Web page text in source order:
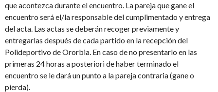
que acontezca durante el encuentro. La pareja que gane el
encuentro será el/la responsable del cumplimentado y entrega
del acta. Las actas se deberán recoger previamente y
entregarlas después de cada partido en la recepción del
Polideportivo de Ororbia. En caso de no presentarlo en las
primeras 24 horas a posteriori de haber terminado el
encuentro se le dará un punto a la pareja contraria (gane o
pierda).